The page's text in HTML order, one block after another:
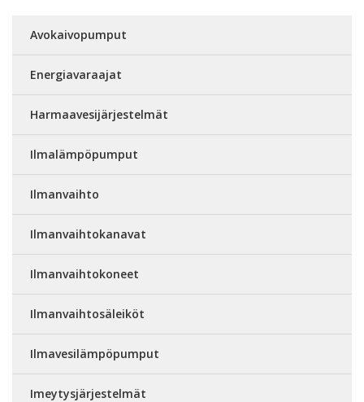
Avokaivopumput
Energiavaraajat
Harmaavesijärjestelmät
Ilmalämpöpumput
Ilmanvaihto
Ilmanvaihtokanavat
Ilmanvaihtokoneet
Ilmanvaihtosäleiköt
Ilmavesilämpöpumput
Imeytysjärjestelmät